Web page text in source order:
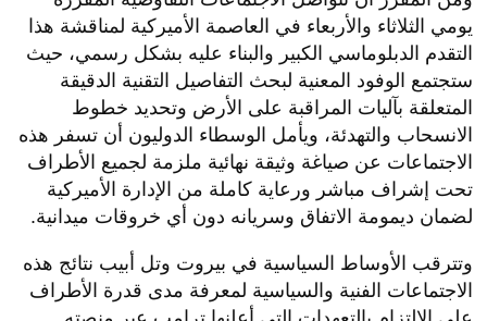
يومي الثلاثاء والأربعاء في العاصمة الأميركية لمناقشة هذا
التقدم الدبلوماسي الكبير والبناء عليه بشكل رسمي، حيث
ستجتمع الوفود المعنية لبحث التفاصيل التقنية الدقيقة
المتعلقة بآليات المراقبة على الأرض وتحديد خطوط
الانسحاب والتهدئة، ويأمل الوسطاء الدوليون أن تسفر هذه
الاجتماعات عن صياغة وثيقة نهائية ملزمة لجميع الأطراف
تحت إشراف مباشر ورعاية كاملة من الإدارة الأميركية
لضمان ديمومة الاتفاق وسريانه دون أي خروقات ميدانية.
​وتترقب الأوساط السياسية في بيروت وتل أبيب نتائج هذه
الاجتماعات الفنية والسياسية لمعرفة مدى قدرة الأطراف